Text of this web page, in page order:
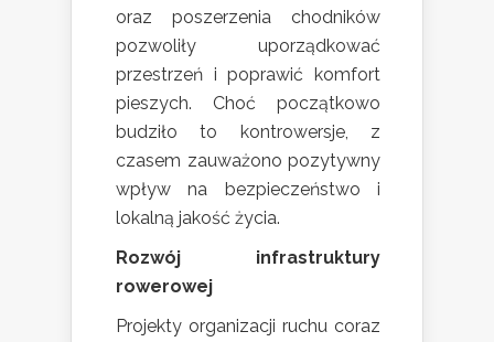
oraz poszerzenia chodników
pozwoliły uporządkować
przestrzeń i poprawić komfort
pieszych. Choć początkowo
budziło to kontrowersje, z
czasem zauważono pozytywny
wpływ na bezpieczeństwo i
lokalną jakość życia.
Rozwój infrastruktury
rowerowej
Projekty organizacji ruchu coraz